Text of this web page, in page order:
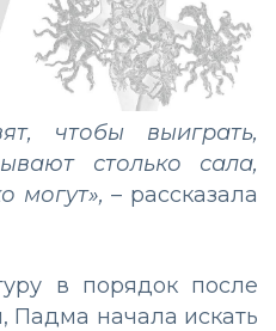
чтобы выиграть,
столько сала,
могут», – рассказала
в порядок после
Падма начала искать